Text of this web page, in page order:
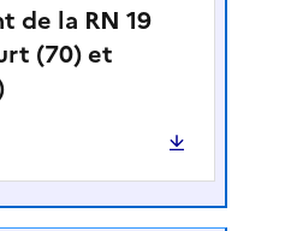
de la RN 19
(70) et